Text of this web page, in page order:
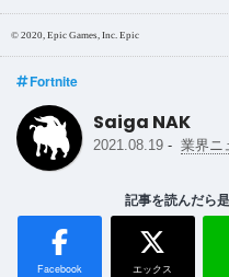
© 2020, Epic Games, Inc. Epic
Fortnite
Saiga NAK
2021.08.19 - 業界ニ
記事を読んだら
Facebook エックス